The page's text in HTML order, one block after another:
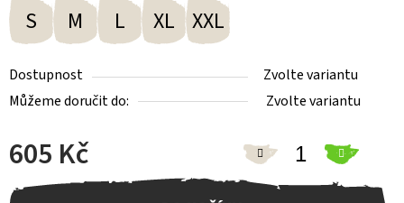
S M L XL XXL
Dostupnost
Zvolte variantu
Můžeme doručit do:
Zvolte variantu
605 Kč
Měrná cena: